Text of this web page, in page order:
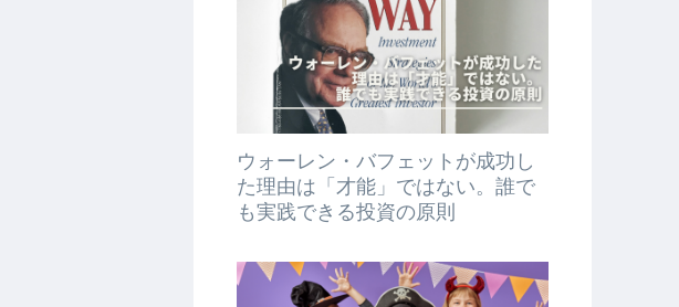
ウォーレン・バフェットが成功し
た理由は「才能」ではない。誰で
も実践できる投資の原則